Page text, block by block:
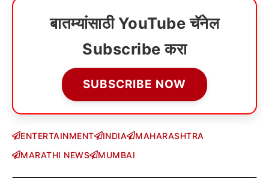
बातम्यांसाठी YouTube चॅनेल
Subscribe करा
SUBSCRIBE NOW
ENTERTAINMENT INDIA
MAHARASHTRA
MARATHI NEWS
MUMBAI